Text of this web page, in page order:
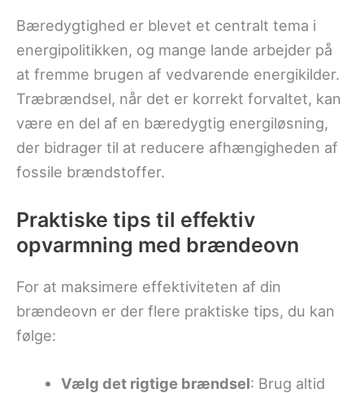
Bæredygtighed er blevet et centralt tema i
energipolitikken, og mange lande arbejder på
at fremme brugen af vedvarende energikilder.
Træbrændsel, når det er korrekt forvaltet, kan
være en del af en bæredygtig energiløsning,
der bidrager til at reducere afhængigheden af
fossile brændstoffer.
Praktiske tips til effektiv
opvarmning med brændeovn
For at maksimere effektiviteten af din
brændeovn er der flere praktiske tips, du kan
følge:
Vælg det rigtige brændsel: Brug altid